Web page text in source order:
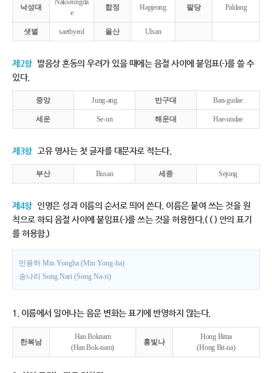
낙성대
Nakseongda
e
합정 Hapjeong 팔당 Paldang
샛별 saetbyeol 울산 Ulsan
제2항 발음상 혼동의 우려가 있을 때에는 음절 사이에 붙임표(-)를 쓸 수
있다.
중앙 Jung-ang 반구대 Ban-gudae
세운 Se-un 해운대 Hae-undae
제3항 고유 명사는 첫 글자를 대문자로 적는다.
부산 Busan 세종 Sejong
제4항 인명은 성과 이름의 순서로 띄어 쓴다. 이름은 붙여 쓰는 것을 원
칙으로 하되 음절 사이에 붙임표(-)를 쓰는 것을 허용한다.( ( ) 안의 표기
를 허용함.)
민용하 Min Yongha (Min Yong-ha)
송나리 Song Nari (Song Na-ri)
1. 이름에서 일어나는 음운 변화는 표기에 반영하지 않는다.
한복남
Han Boknam
(Han Bok-nam)
홍빛나
Hong Bitna
(Hong Bit-na)